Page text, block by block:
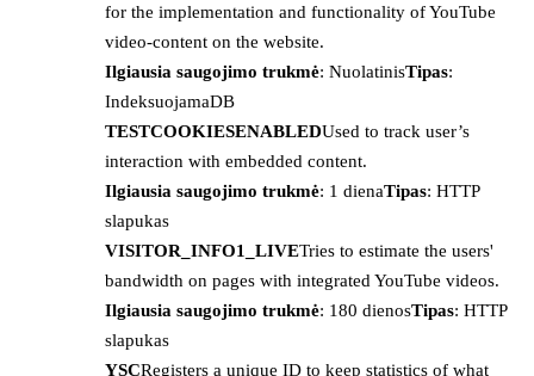
for the implementation and functionality of YouTube
video-content on the website.
Ilgiausia saugojimo trukmė: NuolatinisTipas:
IndeksuojamaDB
TESTCOOKIESENABLEDUsed to track user’s
interaction with embedded content.
Ilgiausia saugojimo trukmė: 1 dienaTipas: HTTP
slapukas
VISITOR_INFO1_LIVETries to estimate the users'
bandwidth on pages with integrated YouTube videos.
Ilgiausia saugojimo trukmė: 180 dienosTipas: HTTP
slapukas
YSCRegisters a unique ID to keep statistics of what